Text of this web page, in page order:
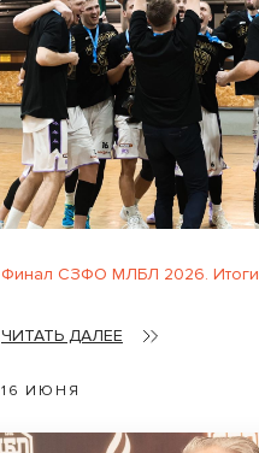
Финал СЗФО МЛБЛ 2026. Итоги
ЧИТАТЬ ДАЛЕЕ
16 ИЮНЯ